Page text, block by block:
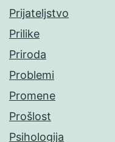
Prijateljstvo
Prilike
Priroda
Problemi
Promene
Prošlost
Psihologija